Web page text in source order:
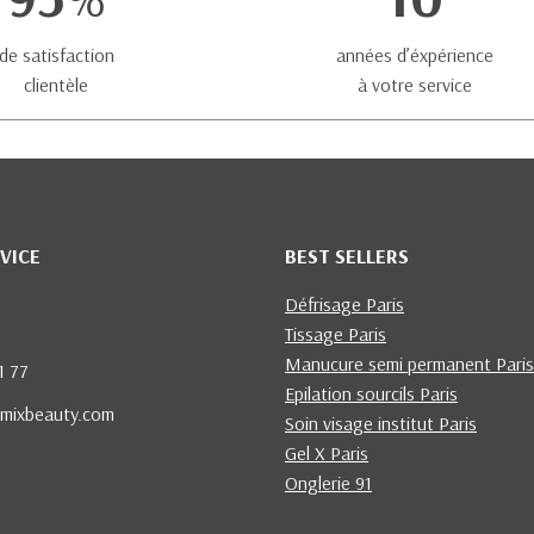
satisfaction
clientèle
années d’éxpérience
à votre service
77
BEST SELLERS
Défrisage Paris
Tissage Paris
Manucure semi permanent Paris
Epilation sourcils Paris
Soin visage institut Paris
Gel X Paris
Onglerie 91